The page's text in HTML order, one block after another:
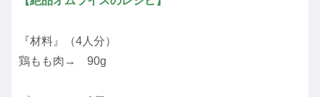
『材料』（4人分）
鶏もも肉→ 90g